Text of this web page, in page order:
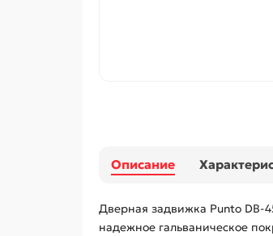
Описание
Дверная задвижка Punto DB-
надежное гальваническое